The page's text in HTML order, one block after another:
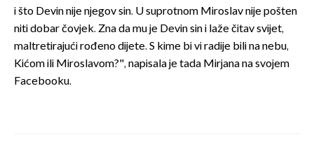
i što Devin nije njegov sin. U suprotnom Miroslav nije pošten
niti dobar čovjek. Zna da mu je Devin sin i laže čitav svijet,
maltretirajući rođeno dijete. S kime bi vi radije bili na nebu,
Kićom ili Miroslavom?", napisala je tada Mirjana na svojem
Facebooku.